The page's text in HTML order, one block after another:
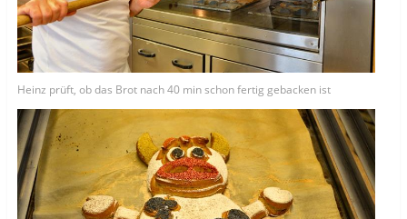
Heinz prüft, ob das Brot nach 40 min schon fertig gebacken ist